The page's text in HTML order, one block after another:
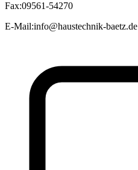
Fax:09561-54270
E-Mail:info@haustechnik-baetz.de